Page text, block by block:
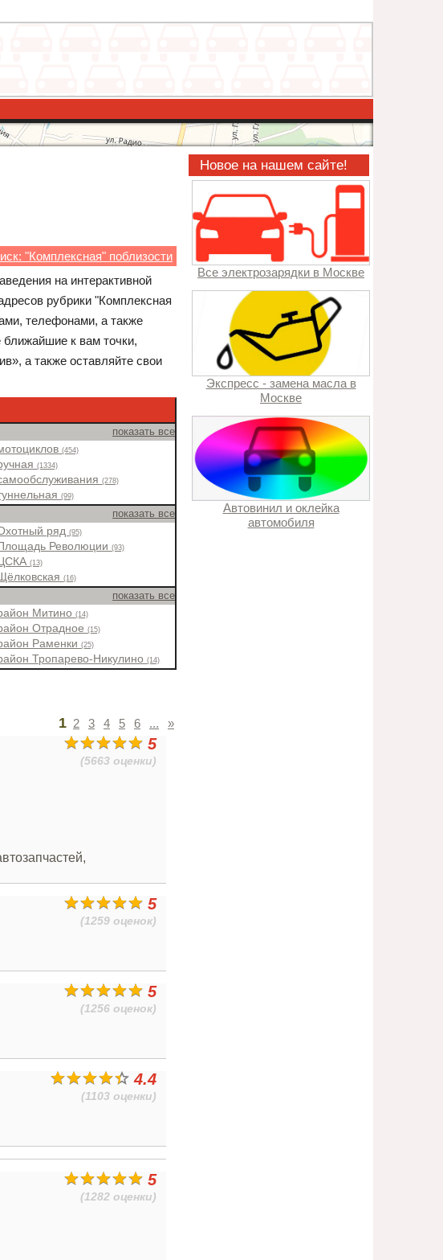
"Комплексная" поблизости
на интерактивной
рубрики "Комплексная
телефонами, а также
ближайшие к вам точки,
а также оставляйте свои
показать все
(454)
(1334)
(278)
(99)
показать все
ряд(95)
Революции(93)
(13)
(16)
показать все
Митино(14)
Отрадное(15)
Раменки(25)
Тропарево-Никулино(14)
1 2 3 4 5 6 ... »
5
(5663 оценки)
5
(1259 оценок)
5
(1256 оценок)
4.4
(1103 оценки)
5
(1282 оценки)
Новое на нашем сайте!
Все электрозарядки в Москве
Экспресс - замена масла в
Москве
Автовинил и оклейка
автомобиля